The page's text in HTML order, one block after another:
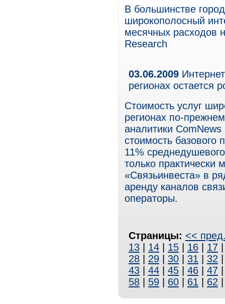
В большинстве
широкополосный
месячных расходов
Research
03.06.2009
регионах остается
Стоимость услуг
регионах по-
аналитики
стоимость базового
11%
только
«Связьинвеста» в
аренду каналов
операторы.
Страницы: <<
13
14 15 16 17
28
29 30 31 32
43
44 45 46 47
58
59 60 61 62